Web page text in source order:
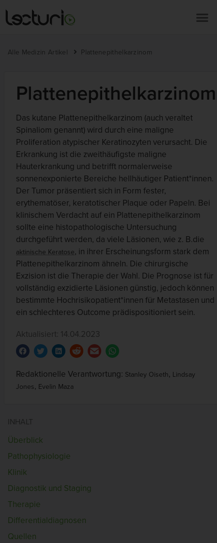
Alle Medizin Artikel Plattenepithelkarzinom
Plattenepithelkarzinom
Das kutane Plattenepithelkarzinom (auch veraltet
Spinaliom genannt) wird durch eine maligne
Proliferation atypischer Keratinozyten verursacht. Die
Erkrankung ist die zweithäufigste maligne
Hauterkrankung und betrifft normalerweise
sonnenexponierte Bereiche hellhäutiger Patient*innen.
Der Tumor präsentiert sich in Form fester,
erythematöser, keratotischer Plaque oder Papeln. Bei
klinischem Verdacht auf ein Plattenepithelkarzinom
sollte eine histopathologische Untersuchung
durchgeführt werden, da viele Läsionen, wie z. B.die
aktinische Keratose, in ihrer Erscheinungsform stark dem
Plattenepithelkarzinom ähneln. Die chirurgische
Exzision ist die Therapie der Wahl. Die Prognose ist für
vollständig exzidierte Läsionen günstig, jedoch können
bestimmte Hochrisikopatient*innen für Metastasen und
ein schlechteres Outcome prädispositioniert sein.
Aktualisiert: 14.04.2023
Redaktionelle Verantwortung: Stanley Oiseth, Lindsay
Jones, Evelin Maza
INHALT
Überblick
Pathophysiologie
Klinik
Diagnostik und Staging
Therapie
Differentialdiagnosen
Quellen